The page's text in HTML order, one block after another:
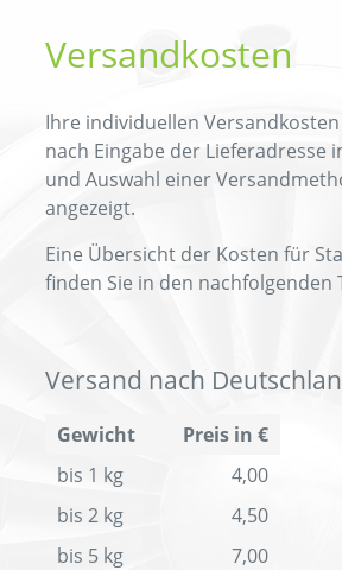
Versandkosten
Ihre individuellen
nach Eingabe der Lieferadresse
und Auswahl einer
angezeigt.
Eine Übersicht der Kosten für
finden Sie in den nachfolgenden
Versand nach
Gewicht
Preis in €
bis 1 kg
4,00
bis 2 kg
4,50
bis 5 kg
7,00